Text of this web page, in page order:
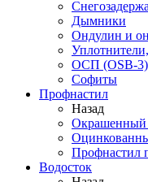
Дымники
Ондулин и
ОСП (OSB-3)
Софиты
Профнастил
Назад
Окрашенный
Профнастил
Водосток